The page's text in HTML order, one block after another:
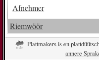
Afnehmer
Riemwöör
Plattmakers is en
annere